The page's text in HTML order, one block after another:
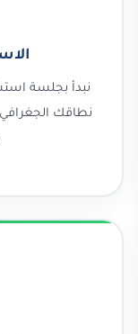
نبدأ بجلسة
نطاقك